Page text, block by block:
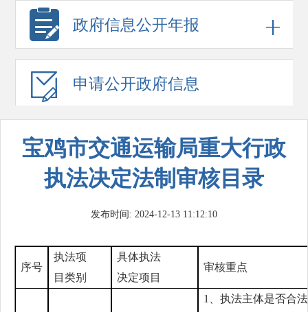
政府信息公开年报
申请公开政府信息
宝鸡市交通运输局重大行政
执法决定法制审核目录
发布时间: 2024-12-13 11:12:10
序号
执法项
目类别
具体执法
决定项目
审核重点
1、执法主体是否合